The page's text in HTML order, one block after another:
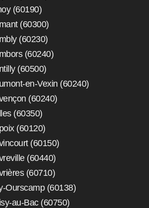
(60190)
(60300)
(60230)
(60240)
(60500)
en-Vexin (60240)
(60240)
(60350)
(60120)
(60150)
(60440)
(60710)
Ourscamp (60138)
au-Bac (60750)